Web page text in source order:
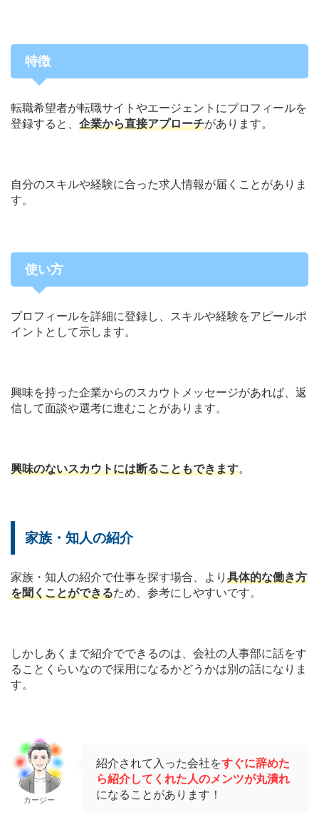
特徴
転職希望者が転職サイトやエージェントにプロフィールを
登録すると、 企業から直接アプローチがあります。
自分のスキルや経験に合った求人情報が届くことがありま
す。
使い方
プロフィールを詳細に登録し、スキルや経験をアピールポ
イントとして示します。
興味を持った企業からのスカウトメッセージがあれば、返
信して面談や選考に進むことがあります。
興味のないスカウトには断ることもできます。
家族・知人の紹介
家族・知人の紹介で仕事を探す場合、より 具体的な働き方
を聞くことができるため、参考にしやすいです。
しかしあくまで紹介でできるのは、会社の人事部に話をす
ることくらいなので採用になるかどうかは別の話になりま
す。
カージー
紹介されて入った会社をすぐに辞めた
ら紹介してくれた人のメンツが丸潰れ
になることがあります！